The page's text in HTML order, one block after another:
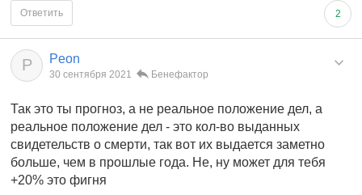
2
Ответить
P Peon
30 сентября 2021 Бенефактор
Так это ты прогноз, а не реальное положение дел, а
реальное положение дел - это кол-во выданных
свидетельств о смерти, так вот их выдается заметно
больше, чем в прошлые года. Не, ну может для тебя
+20% это фигня